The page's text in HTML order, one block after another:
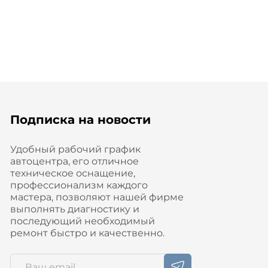
Подписка на новости
Удобный рабочий график
автоцентра, его отличное
техническое оснащение,
профессионализм каждого
мастера, позволяют нашей фирме
выполнять диагностику и
последующий необходимый
ремонт быстро и качественно.